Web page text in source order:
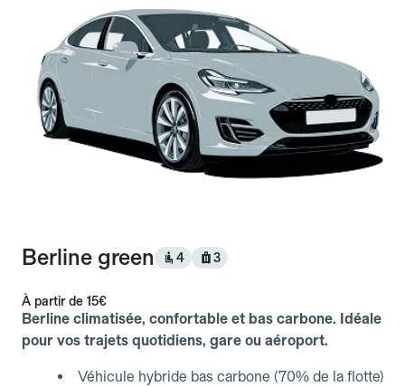
Berline green 4 3
À partir de 15€
Berline climatisée, confortable et bas carbone. Idéale
pour vos trajets quotidiens, gare ou aéroport.
Véhicule hybride bas carbone (70% de la flotte)